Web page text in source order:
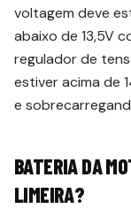
voltagem deve
abaixo de 13,5V
regulador de
estiver acima de
e
BATERIA DA
LIMEIRA?